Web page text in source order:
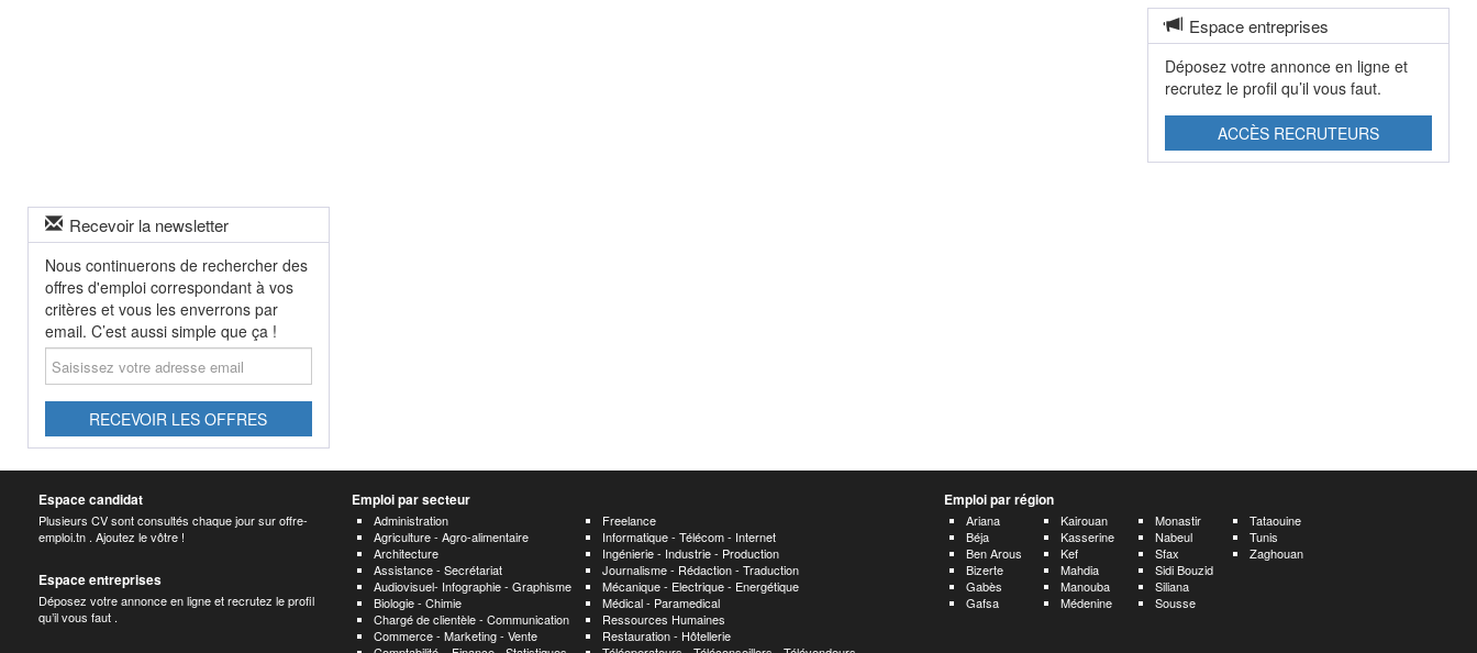
Recevoir la newsletter
Nous continuerons de rechercher des
offres d'emploi correspondant à vos
critères et vous les enverrons par
email. C’est aussi simple que ça !
Saisissez
votre
adresse
RECEVOIR LES OFFRES
Espace entreprises
Déposez votre annonce en ligne et
recrutez le profil qu’il vous faut.
ACCÈS RECRUTEURS
Espace candidat
Plusieurs CV sont consultés chaque jour sur offre-
emploi.tn . Ajoutez le vôtre !
Espace entreprises
Déposez votre annonce en ligne et recrutez le profil
qu’il vous faut .
Emploi par secteur
Administration
Agriculture - Agro-alimentaire
Architecture
Assistance - Secrétariat
Audiovisuel- Infographie - Graphisme
Biologie - Chimie
Chargé de clientèle - Communication
Commerce - Marketing - Vente
Freelance
Informatique - Télécom - Internet
Ingénierie - Industrie - Production
Journalisme - Rédaction - Traduction
Mécanique - Electrique - Energétique
Médical - Paramedical
Ressources Humaines
Restauration - Hôtellerie
Emploi par région
Ariana
Béja
Ben Arous
Bizerte
Gabès
Gafsa
Kairouan
Kasserine
Kef
Mahdia
Manouba
Médenine
Monastir
Nabeul
Sfax
Sidi Bouzid
Siliana
Sousse
Tataouine
Tunis
Zaghouan